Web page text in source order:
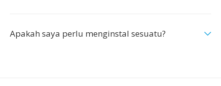
Apakah saya perlu menginstal sesuatu?